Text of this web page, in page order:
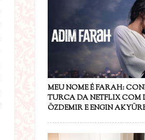
MEU NOME É FARAH:
TURCA DA NETFLIX COM
ÖZDEMIR E ENGIN